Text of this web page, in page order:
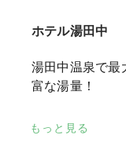
ホテル湯田中
湯田中温泉で最
富な湯量！
もっと見る